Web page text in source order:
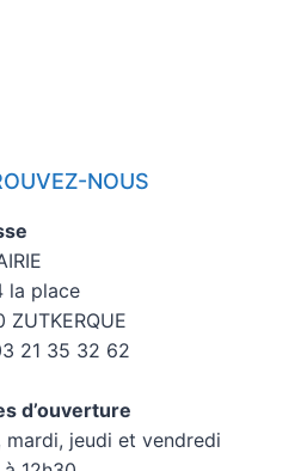
NOUS
la place
ZUTKERQUE
21 35 32 62
d’ouverture
mardi, jeudi et vendredi